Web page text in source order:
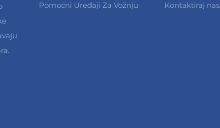
Pomoćni Uređaji Za Vožnju
Kontaktiraj nas